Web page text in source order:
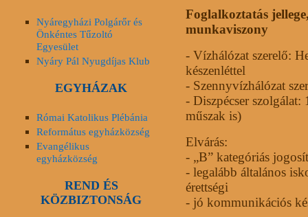
Foglalkoztatás
munkaviszony
- Vízhálózat szerelő:
készenléttel
- Szennyvízhálózat
- Diszpécser
műszak is)
Elvárás:
- „B” kategóriás
- legalább általános
érettségi
- jó kommunikációs
Nyáregyházi Polgárőr és
Önkéntes Tűzoltó
Egyesület
Nyáry Pál Nyugdíjas Klub
EGYHÁZAK
Római Katolikus Plébánia
Református egyházközség
Evangélikus
egyházközség
REND ÉS
KÖZBIZTONSÁG